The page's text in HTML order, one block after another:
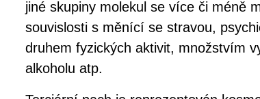
jiné skupiny molekul se více či méně
souvislosti s měnící se stravou,
druhem fyzických aktivit, množstvím
alkoholu atp.